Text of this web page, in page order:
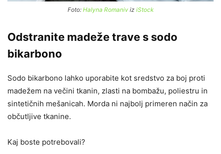
Foto: Halyna Romaniviz iStock
Odstranite madeže trave s sodo
bikarbono
Sodo bikarbono lahko uporabite kot sredstvo za boj proti
madežem na večini tkanin, zlasti na bombažu, poliestru in
sintetičnih mešanicah. Morda ni najbolj primeren način za
občutljive tkanine.
Kaj boste potrebovali?